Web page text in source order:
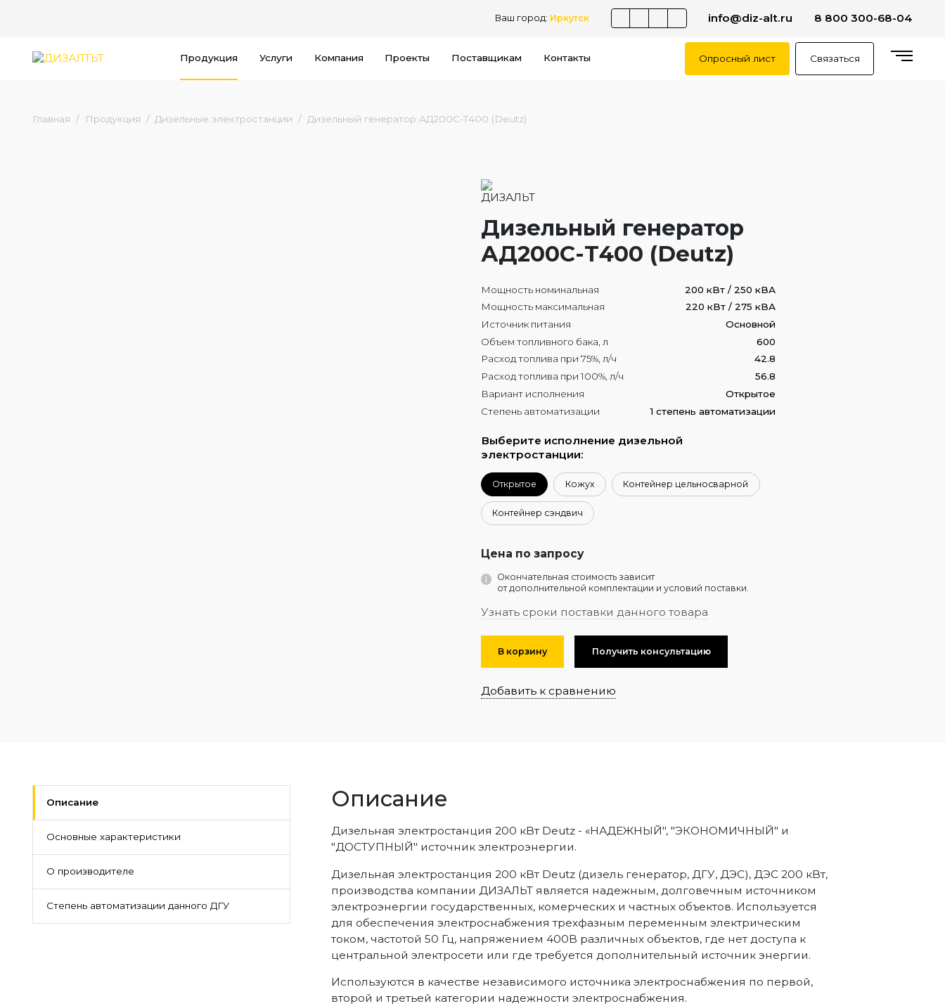
Ваш город: Иркутск info@diz-alt.ru 8 800 300-68-04
Продукция Услуги Компания Проекты Поставщикам Контакты Опросный лист Связаться
Главная Продукция Дизельные электростанции Дизельный генератор АД200С-Т400 (Deutz)
Дизельный генератор
АД200С-Т400 (Deutz)
Мощность номинальная
200 кВт / 250 кВА
Мощность максимальная
220 кВт / 275 кВА
Источник питания
Основной
Объем топливного бака, л
600
Расход топлива при 75%, л/ч
42.8
Расход топлива при 100%, л/ч
56.8
Вариант исполнения
Открытое
Степень автоматизации
1 степень автоматизации
Выберите исполнение дизельной
электростанции:
Открытое Кожух Контейнер цельносварной
Контейнер сэндвич
Цена по запросу
Окончательная стоимость зависит
от дополнительной комплектации и условий поставки.
Узнать сроки поставки данного товара
В корзину Получить консультацию
Добавить к сравнению
Описание
Основные характеристики
О производителе
Степень автоматизации данного ДГУ
Описание
Дизельная электростанция 200 кВт Deutz - «НАДЕЖНЫЙ", "ЭКОНОМИЧНЫЙ" и
"ДОСТУПНЫЙ" источник электроэнергии.
Дизельная электростанция 200 кВт Deutz (дизель генератор, ДГУ, ДЭС), ДЭС 200 кВт,
производства компании ДИЗАЛЬТ является надежным, долговечным источником
электроэнергии государственных, комерческих и частных объектов. Используется
для обеспечения электроснабжения трехфазным переменным электрическим
током, частотой 50 Гц, напряжением 400В различных объектов, где нет доступа к
центральной электросети или где требуется дополнительный источник энергии.
Используются в качестве независимого источника электроснабжения по первой,
второй и третьей категории надежности электроснабжения.